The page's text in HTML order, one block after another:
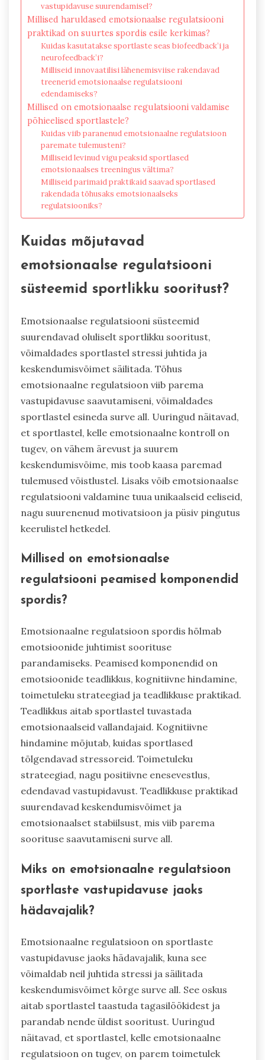
vastupidavuse suurendamisel?
Millised haruldased emotsionaalse regulatsiooni
praktikad on suurtes spordis esile kerkimas?
Kuidas kasutatakse sportlaste seas biofeedback’i ja
neurofeedback’i?
Milliseid innovaatilisi lähenemisviise rakendavad
treenerid emotsionaalse regulatsiooni
edendamiseks?
Millised on emotsionaalse regulatsiooni valdamise
põhieelised sportlastele?
Kuidas viib paranenud emotsionaalne regulatsioon
paremate tulemusteni?
Milliseid levinud vigu peaksid sportlased
emotsionaalses treeningus vältima?
Milliseid parimaid praktikaid saavad sportlased
rakendada tõhusaks emotsionaalseks
regulatsiooniks?
Kuidas mõjutavad
emotsionaalse regulatsiooni
süsteemid sportlikku sooritust?
Emotsionaalse regulatsiooni süsteemid
suurendavad oluliselt sportlikku sooritust,
võimaldades sportlastel stressi juhtida ja
keskendumisvõimet säilitada. Tõhus
emotsionaalne regulatsioon viib parema
vastupidavuse saavutamiseni, võimaldades
sportlastel esineda surve all. Uuringud näitavad,
et sportlastel, kelle emotsionaalne kontroll on
tugev, on vähem ärevust ja suurem
keskendumisvõime, mis toob kaasa paremad
tulemused võistlustel. Lisaks võib emotsionaalse
regulatsiooni valdamine tuua unikaalseid eeliseid,
nagu suurenenud motivatsioon ja püsiv pingutus
keerulistel hetkedel.
Millised on emotsionaalse
regulatsiooni peamised komponendid
spordis?
Emotsionaalne regulatsioon spordis hõlmab
emotsioonide juhtimist soorituse
parandamiseks. Peamised komponendid on
emotsioonide teadlikkus, kognitiivne hindamine,
toimetuleku strateegiad ja teadlikkuse praktikad.
Teadlikkus aitab sportlastel tuvastada
emotsionaalseid vallandajaid. Kognitiivne
hindamine mõjutab, kuidas sportlased
tõlgendavad stressoreid. Toimetuleku
strateegiad, nagu positiivne enesevestlus,
edendavad vastupidavust. Teadlikkuse praktikad
suurendavad keskendumisvõimet ja
emotsionaalset stabiilsust, mis viib parema
soorituse saavutamiseni surve all.
Miks on emotsionaalne regulatsioon
sportlaste vastupidavuse jaoks
hädavajalik?
Emotsionaalne regulatsioon on sportlaste
vastupidavuse jaoks hädavajalik, kuna see
võimaldab neil juhtida stressi ja säilitada
keskendumisvõimet kõrge surve all. See oskus
aitab sportlastel taastuda tagasilöökidest ja
parandab nende üldist sooritust. Uuringud
näitavad, et sportlastel, kelle emotsionaalne
regulatsioon on tugev, on parem toimetulek